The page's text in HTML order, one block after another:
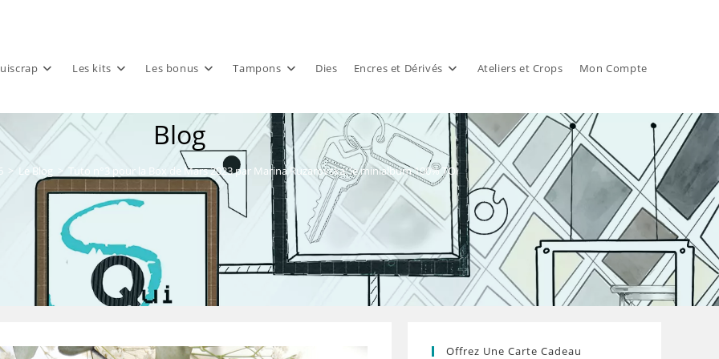
Les kits Les bonus Tampons Dies Encres et Dérivés Ateliers et Crops Mon Compte
Blog
> Le Blog > Tuto n°3 pour la Box de Mars 2023 par Marina Ruzarovska: le minialbum 100% TOI
Offrez Une Carte Cadeau